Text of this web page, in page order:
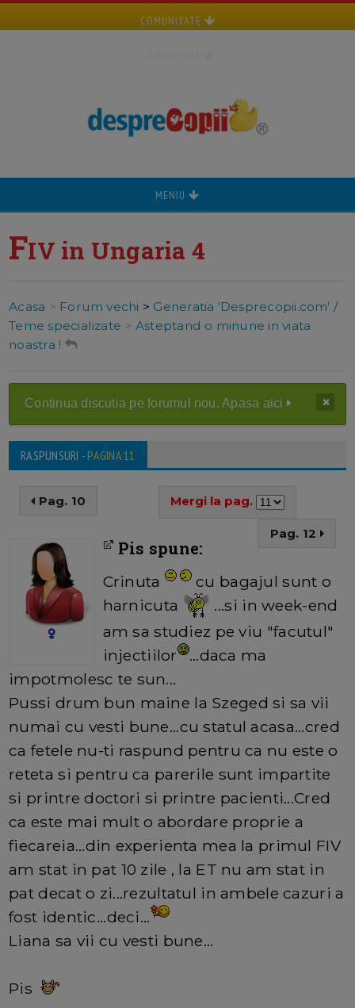
COMUNITATE
MENIU
FIV in Ungaria 4
Acasa > Forum vechi > Generatia 'Desprecopii.com' /
Teme specializate > Asteptand o minune in viata
noastra !
Continua discutia pe forumul nou. Apasa aici
RASPUNSURI -PAGINA 11
Pag. 10 Mergi la pag.
Pag. 12
Pis spune:
Crinuta
cu bagajul sunt o
harnicuta
...si in week-end
am sa studiez pe viu "facutul"
injectiilor
...daca ma
impotmolesc te sun...
Pussi drum bun maine la Szeged si sa vii
numai cu vesti bune...cu statul acasa...cred
ca fetele nu-ti raspund pentru ca nu este o
reteta si pentru ca parerile sunt impartite
si printre doctori si printre pacienti...Cred
ca este mai mult o abordare proprie a
fiecareia...din experienta mea la primul FIV
am stat in pat 10 zile , la ET nu am stat in
pat decat o zi...rezultatul in ambele cazuri a
fost identic...deci...
Liana sa vii cu vesti bune...
Pis